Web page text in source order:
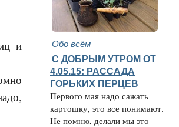
и
Обо всём
С ДОБРЫМ УТРОМ ОТ
4.05.15: РАССАДА
ГОРЬКИХ ПЕРЦЕВ
Первого мая надо сажать
картошку, это все понимают.
Не помню, делали мы это